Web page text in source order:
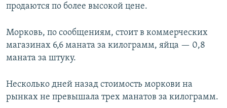
продаются по более высокой цене.
Морковь, по сообщениям, стоит в коммерческих
магазинах 6,6 маната за килограмм, яйца — 0,8
маната за штуку.
Несколько дней назад стоимость моркови на
рынках не превышала трех манатов за килограмм.